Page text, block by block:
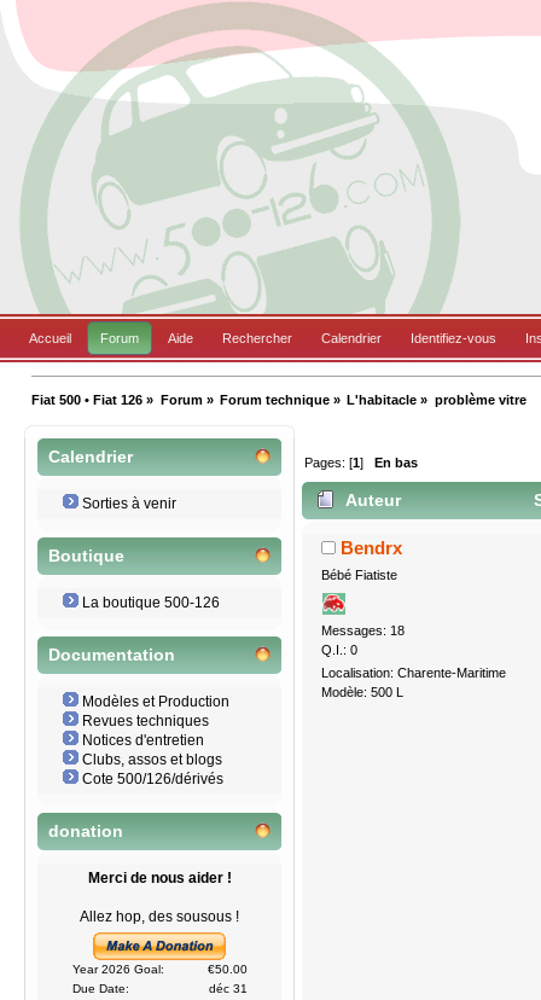
Accueil Forum Aide Rechercher Calendrier Identifiez-vous
Fiat 500 • Fiat 126 » Forum» Forum technique» L'habitacle » problème vitre
Calendrier
Sorties à venir
Boutique
La boutique 500-126
Documentation
Modèles et Production
Revues techniques
Notices d'entretien
Clubs, assos et blogs
Cote 500/126/dérivés
donation
Merci de nous aider !
Allez hop, des sousous !
Year 2026 Goal:
€50.00
Due Date:
déc 31
Pages: [1] En bas
Auteur
Bendrx
Bébé Fiatiste
Messages: 18
Q.I.: 0
Localisation: Charente-Maritime
Modèle: 500 L